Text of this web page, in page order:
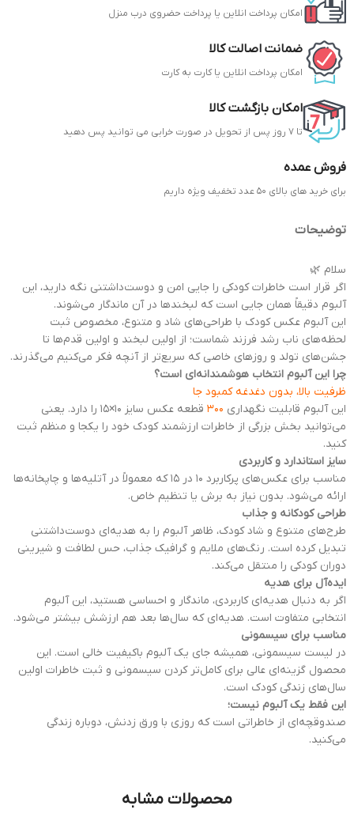
امکان پرداخت انلاین یا پرداخت حضروی درب منزل
ضمانت اصالت کالا
امکان پرداخت انلاین یا کارت به کارت
امکان بازگشت کالا
تا 7 روز پس از تحویل در صورت خرابی می توانید پس دهید
فروش عمده
برای خرید های بالای 50 عدد تخفیف ویژه داریم
توضیحات
سلام 🌿
اگر قرار است خاطرات کودکی را جایی امن و دوست‌داشتنی نگه دارید، این
آلبوم دقیقاً همان جایی است که لبخندها در آن ماندگار می‌شوند.
این آلبوم عکس کودک با طراحی‌های شاد و متنوع، مخصوص ثبت
لحظه‌های ناب رشد فرزند شماست؛ از اولین لبخند و اولین قدم‌ها تا
جشن‌های تولد و روزهای خاصی که سریع‌تر از آنچه فکر می‌کنیم می‌گذرند.
چرا این آلبوم انتخاب هوشمندانه‌ای است؟
ظرفیت بالا، بدون دغدغه کمبود جا
این آلبوم قابلیت نگهداری ۳۰۰
قطعه عکس سایز ۱۰×۱۵ را دارد. یعنی
می‌توانید بخش بزرگی از خاطرات ارزشمند کودک خود را یکجا و منظم ثبت
کنید.
سایز استاندارد و کاربردی
مناسب برای عکس‌های پرکاربرد ۱۰ در ۱۵ که معمولاً در آتلیه‌ها و چاپخانه‌ها
ارائه می‌شود. بدون نیاز به برش یا تنظیم خاص.
طراحی کودکانه و جذاب
طرح‌های متنوع و شاد کودک، ظاهر آلبوم را به هدیه‌ای دوست‌داشتنی
تبدیل کرده است. رنگ‌های ملایم و گرافیک جذاب، حس لطافت و شیرینی
دوران کودکی را منتقل می‌کند.
ایده‌آل برای هدیه
اگر به دنبال هدیه‌ای کاربردی، ماندگار و احساسی هستید، این آلبوم
انتخابی متفاوت است. هدیه‌ای که سال‌ها بعد هم ارزشش بیشتر می‌شود.
مناسب برای سیسمونی
در لیست سیسمونی، همیشه جای یک آلبوم باکیفیت خالی است. این
محصول گزینه‌ای عالی برای کامل‌تر کردن سیسمونی و ثبت خاطرات اولین
سال‌های زندگی کودک است.
این فقط یک آلبوم نیست؛
صندوقچه‌ای از خاطراتی است که روزی با ورق زدنش، دوباره زندگی
می‌کنید.
محصولات مشابه